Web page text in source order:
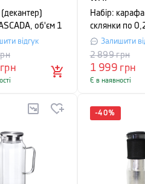
об'єм 1
відгук
грн
Набір: карафа
склянки по
BASIC,
предмети
Залишити
1 999 грн
2 899грн
Є в наявності
-40%